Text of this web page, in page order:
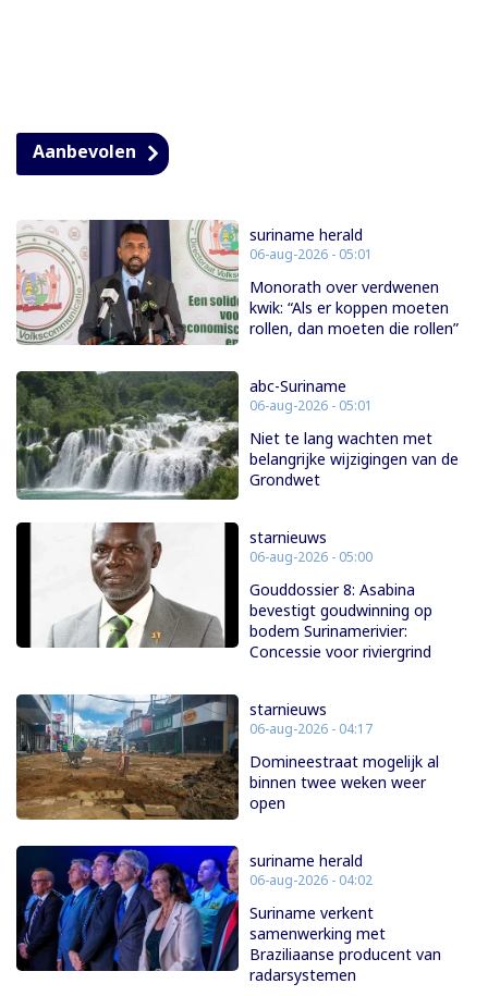
Aanbevolen
suriname herald
06-aug-2026 - 05:01
Monorath over verdwenen
kwik: “Als er koppen moeten
rollen, dan moeten die rollen”
abc-Suriname
06-aug-2026 - 05:01
Niet te lang wachten met
belangrijke wijzigingen van de
Grondwet
starnieuws
06-aug-2026 - 05:00
Gouddossier 8: Asabina
bevestigt goudwinning op
bodem Surinamerivier:
Concessie voor riviergrind
starnieuws
06-aug-2026 - 04:17
Domineestraat mogelijk al
binnen twee weken weer
open
suriname herald
06-aug-2026 - 04:02
Suriname verkent
samenwerking met
Braziliaanse producent van
radarsystemen